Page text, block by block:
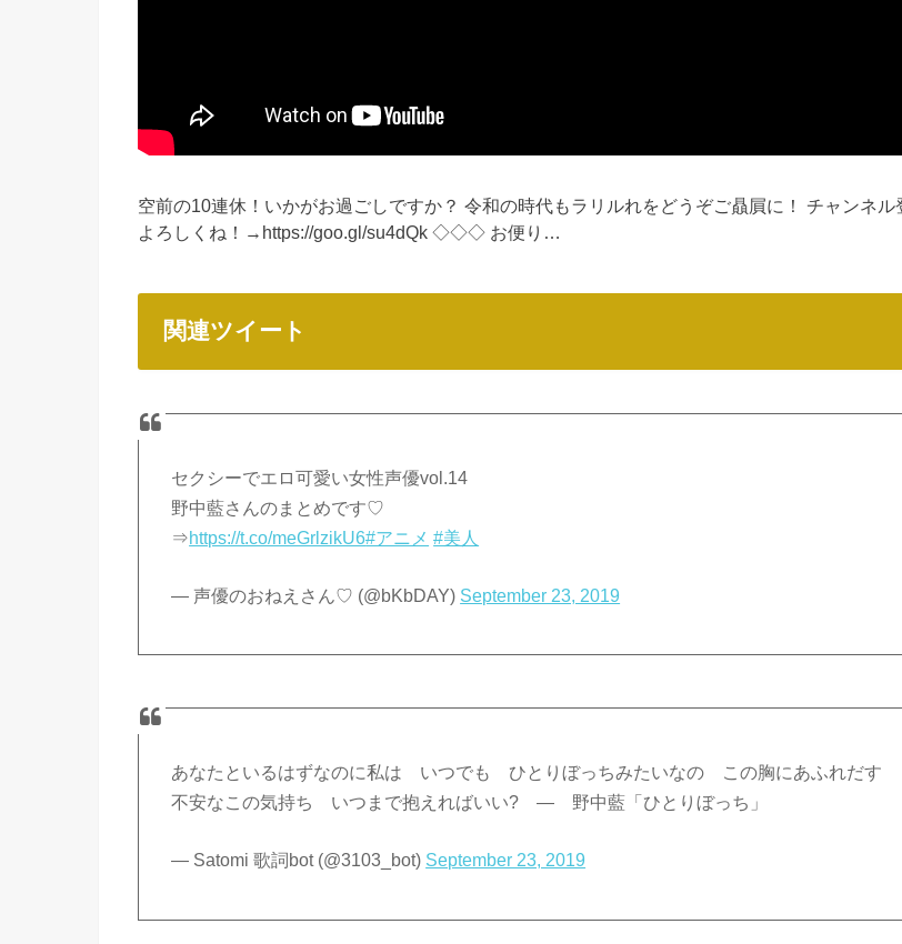
空前の10連休！いかがお過ごしですか？ 令和の時代もラリルれをどうぞご贔屓に！ チャンネル
よろしくね！→https://goo.gl/su4dQk ◇◇◇ お便り…
関連ツイート
セクシーでエロ可愛い女性声優vol.14
野中藍さんのまとめです♡
⇒https://t.co/meGrlzikU6#アニメ #美人
— 声優のおねえさん♡ (@bKbDAY) September 23, 2019
あなたといるはずなのに私は いつでも ひとりぼっちみたいなの この胸にあふれだす
不安なこの気持ち いつまで抱えればいい? ― 野中藍「ひとりぼっち」
— Satomi 歌詞bot (@3103_bot) September 23, 2019